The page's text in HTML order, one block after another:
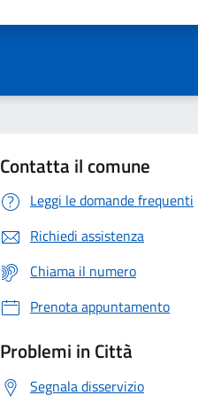
Contatta il comune
Leggi le domande frequenti
Richiedi assistenza
Chiama il numero
Prenota appuntamento
Problemi in Città
Segnala disservizio